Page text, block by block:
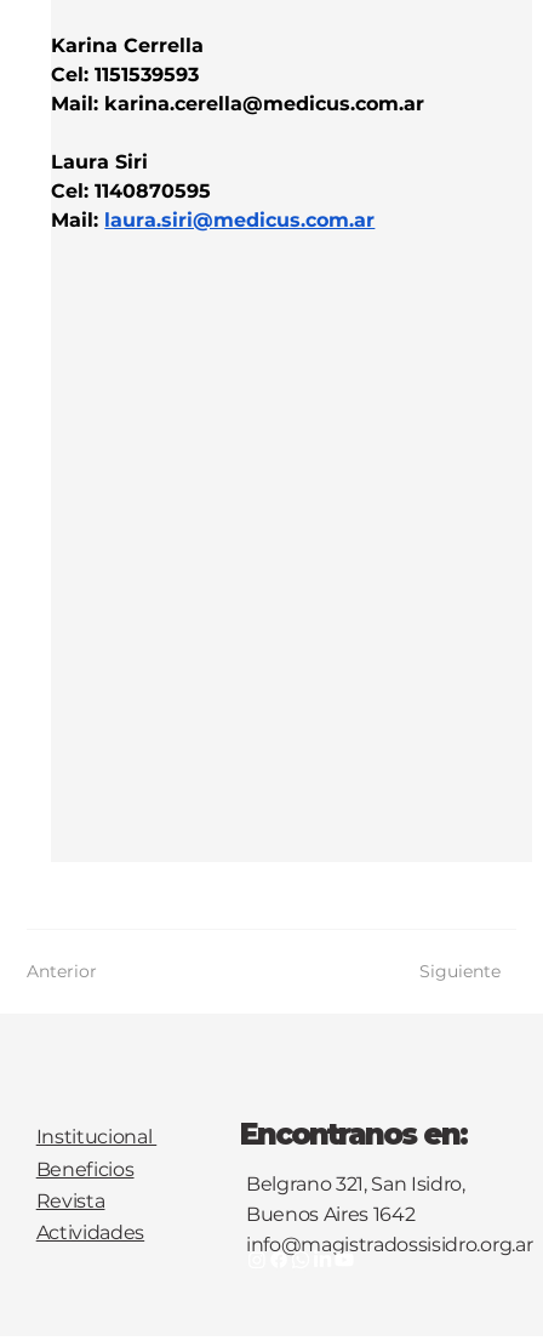
Karina Cerrella
Cel: 1151539593
Mail: karina.cerella@medicus.com.ar
Laura Siri
Cel: 1140870595
Mail: laura.siri@medicus.com.ar
Anterior Siguiente
Institucional
Beneficios
Revista
Actividades
Encontranos en:
Belgrano 321, San Isidro,
Buenos Aires 1642
info@magistradossisidro.org.ar